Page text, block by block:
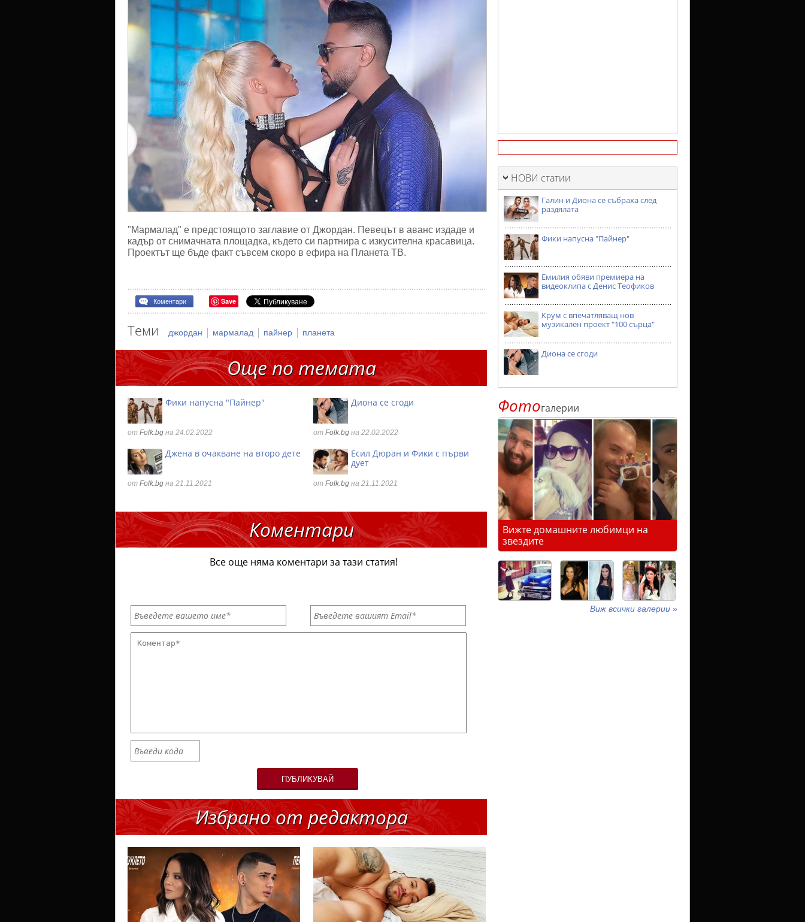
"Мармалад" е предстоящото заглавие от Джордан. Певецът в аванс издаде и
кадър от снимачната площадка, където си партнира с изкусителна красавица.
Проектът ще бъде факт съвсем скоро в ефира на Планета ТВ.
Коментари Save
Теми джордан | мармалад | пайнер | планета
Още по темата
Фики напусна "Пайнер"
от Folk.bg на 24.02.2022
Диона се сгоди
от Folk.bg на 22.02.2022
Джена в очакване на второ дете
от Folk.bg на 21.11.2021
Есил Дюран и Фики с първи
дует
от Folk.bg на 21.11.2021
Коментари
Все още няма коментари за тази статия!
ПУБЛИКУВАЙ
Избрано от редактора
НОВИ статии
Галин и Диона се събраха след
раздялата
Фики напусна "Пайнер"
Емилия обяви премиера на
видеоклипа с Денис Теофиков
Крум с впечатляващ нов
музикален проект "100 сърца"
Диона се сгоди
Фотогалерии
Вижте домашните любимци на
звездите
Виж всички галерии »